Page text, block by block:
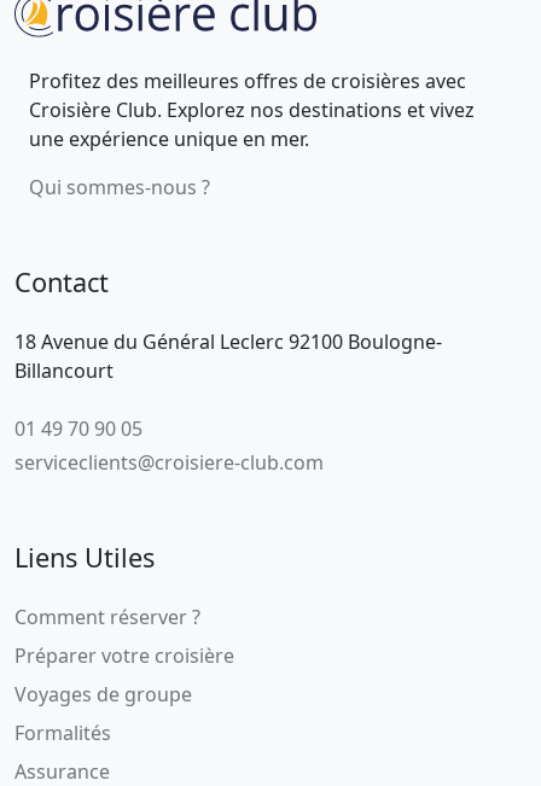
Profitez des meilleures offres de croisières avec
Croisière Club. Explorez nos destinations et vivez
une expérience unique en mer.
Qui sommes-nous ?
Contact
18 Avenue du Général Leclerc 92100 Boulogne-
Billancourt
01 49 70 90 05
serviceclients@croisiere-club.com
Liens Utiles
Comment réserver ?
Préparer votre croisière
Voyages de groupe
Formalités
Assurance